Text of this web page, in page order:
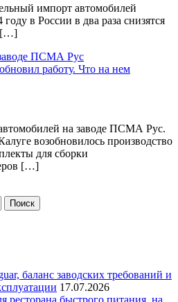
импорт автомобилей
в России в два раза снизятся
[…]
работу. Что на нем
на заводе ПСМА Рус.
возобновилось производство
для сборки
[…]
баланс заводских требований и
17.07.2026
ресторана быстрого питания, на